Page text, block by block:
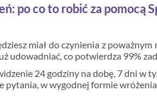
po co to robić za pomocą
miał do czynienia z
udowadniać, co potwierdza 99%
24 godziny na dobę, 7 dni w
pytania, w wygodnej formie